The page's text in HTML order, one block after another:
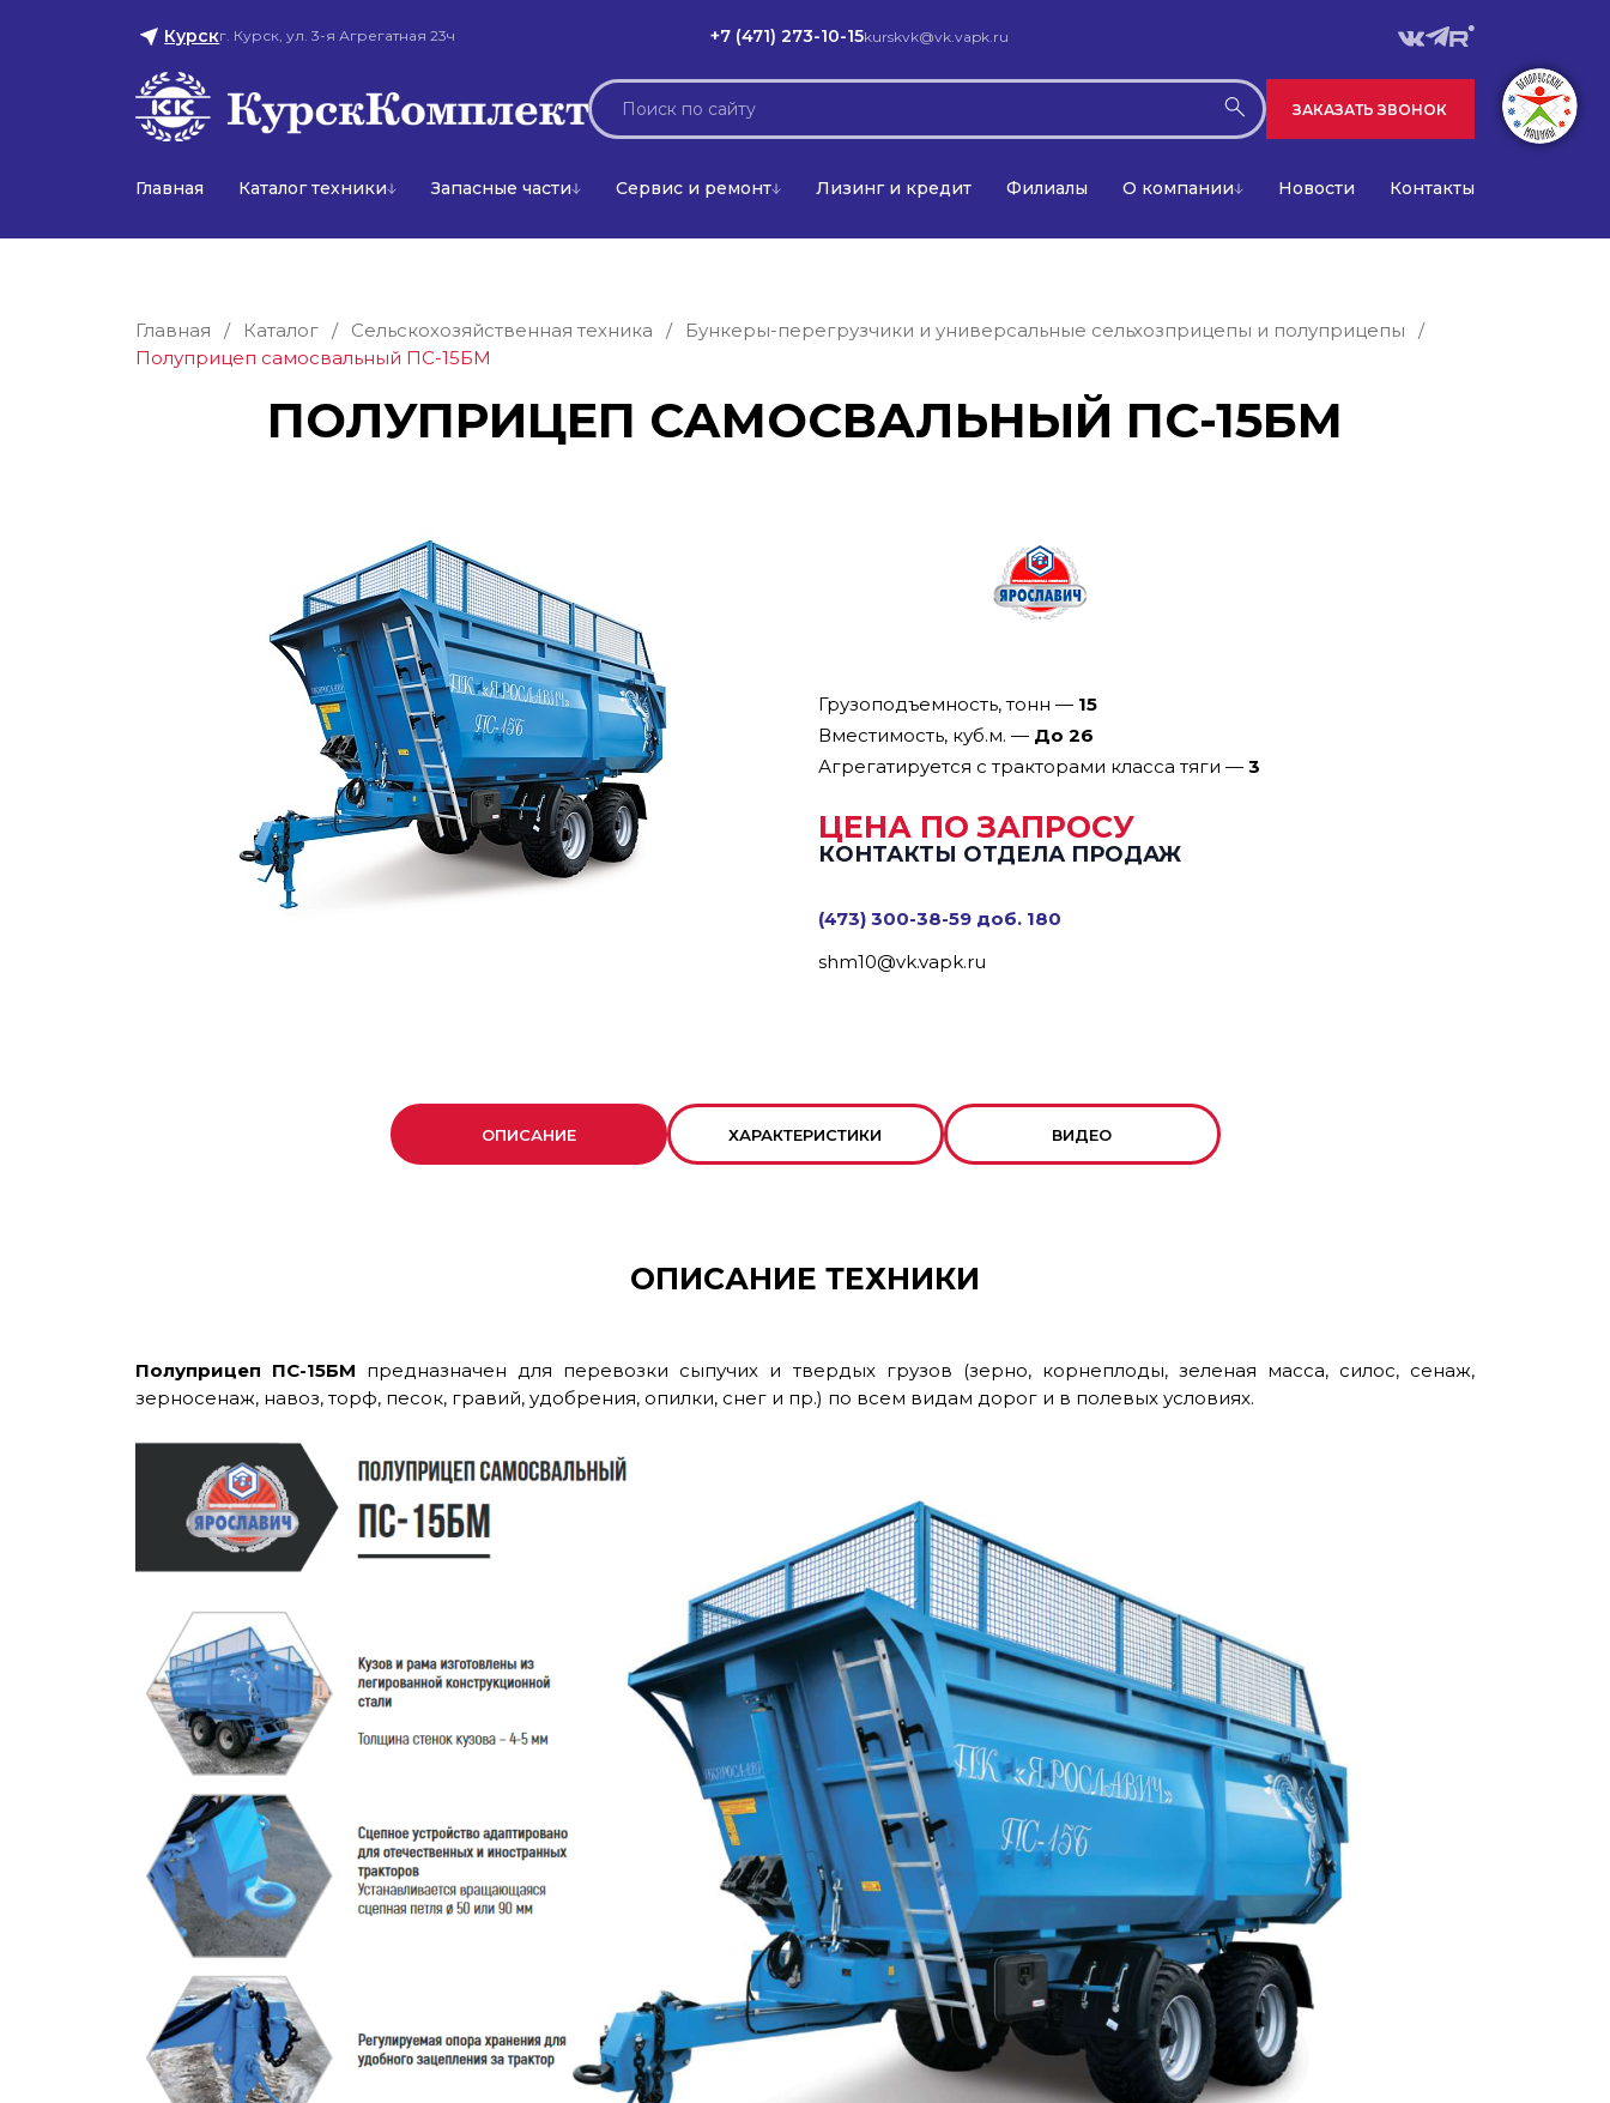
Курскг. Курск, ул. 3-я Агрегатная 23ч +7 (471) 273-10-15kurskvk@vk.vapk.ru
ЗАКАЗАТЬ ЗВОНОК
Главная Каталог техники Запасные части Сервис и ремонт Лизинг и кредит Филиалы О компании Новости Контакты
Главная / Каталог / Сельскохозяйственная техника / Бункеры-перегрузчики и универсальные сельхозприцепы и полуприцепы
/
Полуприцеп самосвальный ПС-15БМ
ПОЛУПРИЦЕП САМОСВАЛЬНЫЙ ПС-15БМ
Грузоподъемность, тонн — 15
Вместимость, куб.м. — До 26
Агрегатируется с тракторами класса тяги —3
ЦЕНА ПО ЗАПРОСУ
КОНТАКТЫ ОТДЕЛА ПРОДАЖ
(473) 300-38-59 доб. 180
shm10@vk.vapk.ru
ОПИСАНИЕ ХАРАКТЕРИСТИКИ ВИДЕО
ОПИСАНИЕ ТЕХНИКИ
Полуприцеп ПС-15БМ предназначен для перевозки сыпучих и твердых грузов (зерно, корнеплоды, зеленая масса, силос, сенаж,
зерносенаж, навоз, торф, песок, гравий, удобрения, опилки, снег и пр.) по всем видам дорог и в полевых условиях.